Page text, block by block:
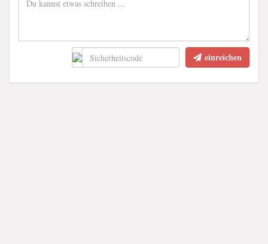
einreichen